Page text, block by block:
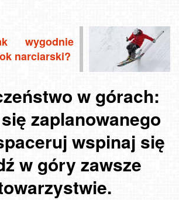
wygodnie
narciarski?
w górach:
zaplanowanego
wspinaj się
w góry zawsze